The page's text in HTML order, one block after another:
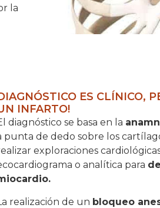
la
ES CLÍNICO,
INFARTO!
diagnóstico se basa en la
punta de dedo sobre los
exploraciones
o analítica para
realización de un bloqueo